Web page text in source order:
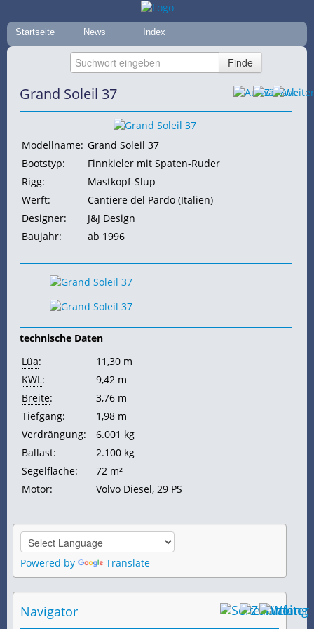
Startseite News Index
Grand Soleil 37
Modellname: Grand Soleil 37
Bootstyp:
Finnkieler mit Spaten-Ruder
Rigg:
Mastkopf-Slup
Werft:
Cantiere del Pardo (Italien)
Designer:
J&J Design
Baujahr:
ab 1996
technische Daten
Lüa:
11,30 m
KWL :
9,42 m
Breite:
3,76 m
Tiefgang:
1,98 m
Verdrängung:
6.001 kg
Ballast:
2.100 kg
Segelfläche:
72 m²
Motor:
Volvo Diesel, 29 PS
Powered by Translate
Navigator